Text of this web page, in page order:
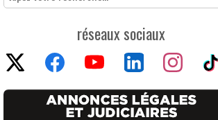
réseaux sociaux